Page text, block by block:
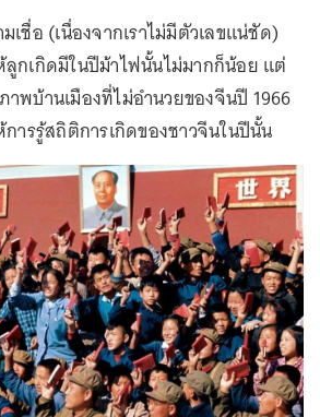
ชื่อ (เนื่องจากเราไม่มีตัวเลขแน่ชัด)
กเกิดมีในปีม้าไฟนั้นไม่มากก็น้อย แต่
พบ้านเมืองที่ไม่อำนวยของจีนปี 1966
การรู้สถิติการเกิดของชาวจีนในปีนั้น